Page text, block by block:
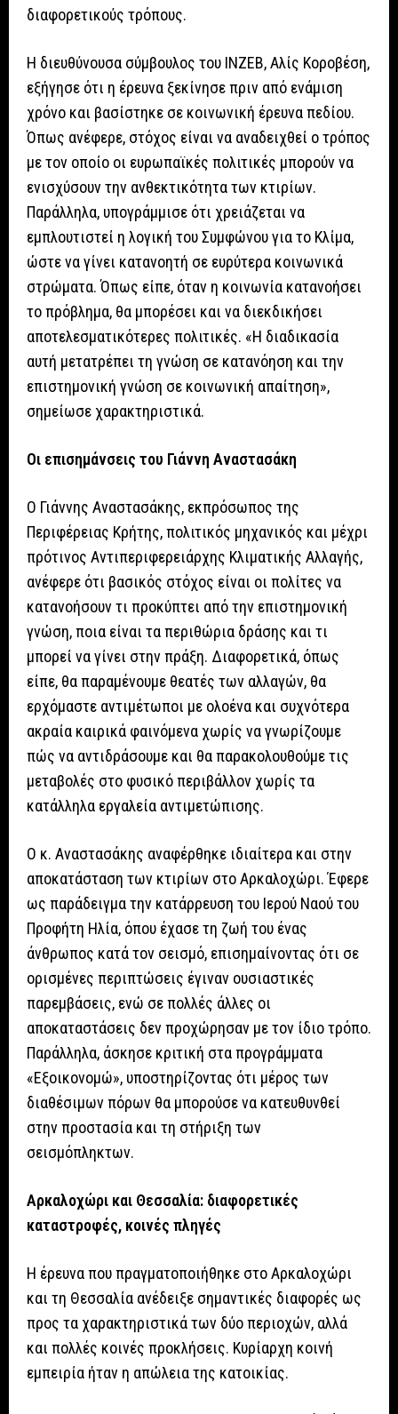
διαφορετικούς τρόπους.
Η διευθύνουσα σύμβουλος του ΙΝΖΕΒ, Αλίς Κοροβέση,
εξήγησε ότι η έρευνα ξεκίνησε πριν από ενάμιση
χρόνο και βασίστηκε σε κοινωνική έρευνα πεδίου.
Όπως ανέφερε, στόχος είναι να αναδειχθεί ο τρόπος
με τον οποίο οι ευρωπαϊκές πολιτικές μπορούν να
ενισχύσουν την ανθεκτικότητα των κτιρίων.
Παράλληλα, υπογράμμισε ότι χρειάζεται να
εμπλουτιστεί η λογική του Συμφώνου για το Κλίμα,
ώστε να γίνει κατανοητή σε ευρύτερα κοινωνικά
στρώματα. Όπως είπε, όταν η κοινωνία κατανοήσει
το πρόβλημα, θα μπορέσει και να διεκδικήσει
αποτελεσματικότερες πολιτικές. «Η διαδικασία
αυτή μετατρέπει τη γνώση σε κατανόηση και την
επιστημονική γνώση σε κοινωνική απαίτηση»,
σημείωσε χαρακτηριστικά.
Οι επισημάνσεις του Γιάννη Αναστασάκη
Ο Γιάννης Αναστασάκης, εκπρόσωπος της
Περιφέρειας Κρήτης, πολιτικός μηχανικός και μέχρι
πρότινος Αντιπεριφερειάρχης Κλιματικής Αλλαγής,
ανέφερε ότι βασικός στόχος είναι οι πολίτες να
κατανοήσουν τι προκύπτει από την επιστημονική
γνώση, ποια είναι τα περιθώρια δράσης και τι
μπορεί να γίνει στην πράξη. Διαφορετικά, όπως
είπε, θα παραμένουμε θεατές των αλλαγών, θα
ερχόμαστε αντιμέτωποι με ολοένα και συχνότερα
ακραία καιρικά φαινόμενα χωρίς να γνωρίζουμε
πώς να αντιδράσουμε και θα παρακολουθούμε τις
μεταβολές στο φυσικό περιβάλλον χωρίς τα
κατάλληλα εργαλεία αντιμετώπισης.
Ο κ. Αναστασάκης αναφέρθηκε ιδιαίτερα και στην
αποκατάσταση των κτιρίων στο Αρκαλοχώρι. Έφερε
ως παράδειγμα την κατάρρευση του Ιερού Ναού του
Προφήτη Ηλία, όπου έχασε τη ζωή του ένας
άνθρωπος κατά τον σεισμό, επισημαίνοντας ότι σε
ορισμένες περιπτώσεις έγιναν ουσιαστικές
παρεμβάσεις, ενώ σε πολλές άλλες οι
αποκαταστάσεις δεν προχώρησαν με τον ίδιο τρόπο.
Παράλληλα, άσκησε κριτική στα προγράμματα
«Εξοικονομώ», υποστηρίζοντας ότι μέρος των
διαθέσιμων πόρων θα μπορούσε να κατευθυνθεί
στην προστασία και τη στήριξη των
σεισμόπληκτων.
Αρκαλοχώρι και Θεσσαλία: διαφορετικές
καταστροφές, κοινές πληγές
Η έρευνα που πραγματοποιήθηκε στο Αρκαλοχώρι
και τη Θεσσαλία ανέδειξε σημαντικές διαφορές ως
προς τα χαρακτηριστικά των δύο περιοχών, αλλά
και πολλές κοινές προκλήσεις. Κυρίαρχη κοινή
εμπειρία ήταν η απώλεια της κατοικίας.